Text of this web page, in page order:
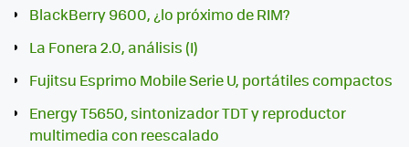
BlackBerry 9600, ¿lo próximo de RIM?
La Fonera 2.0, análisis (I)
Fujitsu Esprimo Mobile Serie U, portátiles compactos
Energy T5650, sintonizador TDT y reproductor
multimedia con reescalado